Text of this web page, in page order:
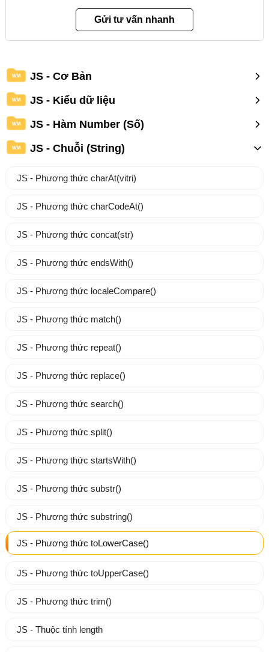
WM JS - Cơ Bản
WM JS - Kiểu dữ liệu
WM JS - Hàm Number (Số)
WM JS - Chuỗi (String)
JS - Phương thức charAt(vitri)
JS - Phương thức charCodeAt()
JS - Phương thức concat(str)
JS - Phương thức endsWith()
JS - Phương thức localeCompare()
JS - Phương thức match()
JS - Phương thức repeat()
JS - Phương thức replace()
JS - Phương thức search()
JS - Phương thức split()
JS - Phương thức startsWith()
JS - Phương thức substr()
JS - Phương thức substring()
JS - Phương thức toLowerCase()
JS - Phương thức toUpperCase()
JS - Phương thức trim()
JS - Thuộc tính length